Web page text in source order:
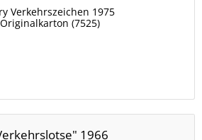
Verkehrszeichen 1975
(7525)